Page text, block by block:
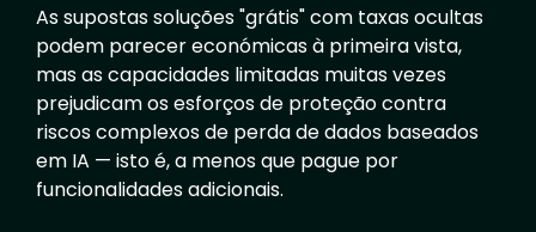
As supostas soluções "grátis" com taxas ocultas
podem parecer económicas à primeira vista,
mas as capacidades limitadas muitas vezes
prejudicam os esforços de proteção contra
riscos complexos de perda de dados baseados
em IA — isto é, a menos que pague por
funcionalidades adicionais.